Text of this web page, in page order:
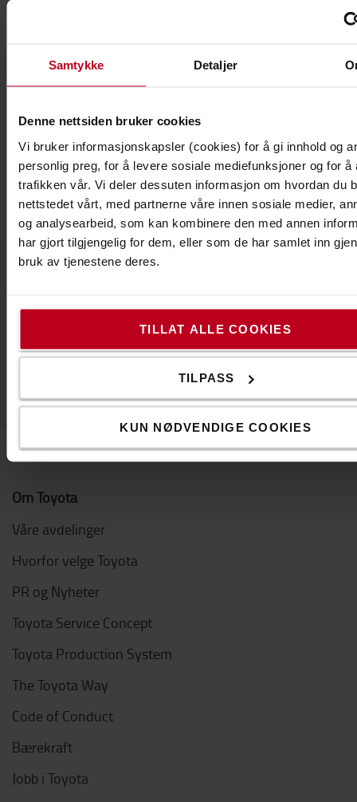
Samtykke Detaljer
Denne nettsiden bruker cookies
Vi bruker informasjonskapsler (cookies) for å gi innhold og
personlig preg, for å levere sosiale mediefunksjoner og for å
trafikken vår. Vi deler dessuten informasjon om hvordan du
nettstedet vårt, med partnerne våre innen sosiale medier,
og analysearbeid, som kan kombinere den med annen
har gjort tilgjengelig for dem, eller som de har samlet inn
bruk av tjenestene deres.
TILLAT ALLE COOKIES
TILPASS
KUN NØDVENDIGE COOKIES
Monteringsmetode: Med skruer
Type: Utstyrsholder
Høyde :3,5 cm
Bredde:25,1cm
Lengde: 30,8cm
Vekt:1 g
Om Toyota
Våre avdelinger
Hvorfor velge Toyota
PR og Nyheter
Toyota Service Concept
Toyota Production System
The Toyota Way
Code of Conduct
Bærekraft
Jobb i Toyota